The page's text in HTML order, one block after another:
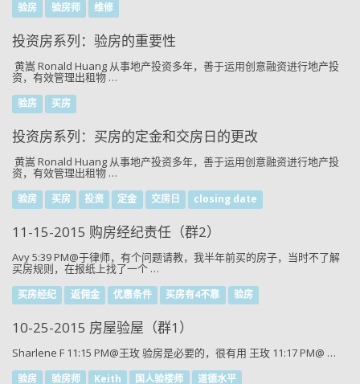
验房 验房师 维修
投资房系列：验房的重要性
黄嵩 Ronald Huang 从事地产投资多年，善于运用创意融资进行地产投
资，有效管理出租物 …
验房 买房
投资房系列：买房的定金和交房日的更改
黄嵩 Ronald Huang 从事地产投资多年，善于运用创意融资进行地产投
资，有效管理出租物 …
验房 买房 投资 定金 交房日 closing date
11-15-2015 购房经纪责任（群2）
Avy 5:39 PM@于律师，有个问题请教，我半年前买的房子，当时不了解
买房规则，在报纸上找了一个 …
买房经纪 返佣金 优惠条件 买房有4不靠 验房
10-25-2015 房屋验屋（群1）
Sharlene F 11:15 PM@王玫 验房是必要的，很有用 王玫 11:17 PM@ …
验房 验房师 Keith 国人验楼师 道德水平